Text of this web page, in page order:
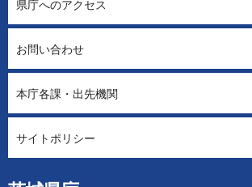
県庁へのアクセス
お問い合わせ
本庁各課・出先機関
サイトポリシー